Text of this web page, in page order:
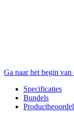
Ga naar het begin
Specificaties
Bundels